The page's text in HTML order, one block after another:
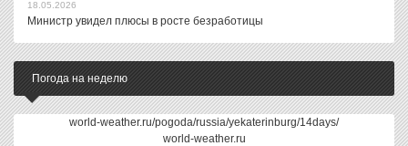
18.05.2026
Министр увидел плюсы в росте безработицы
Погода на неделю
world-weather.ru/pogoda/russia/yekaterinburg/14days/
world-weather.ru